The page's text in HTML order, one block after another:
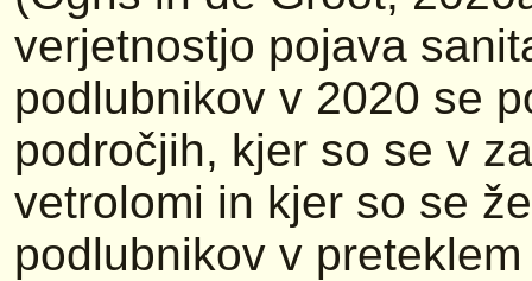
verjetnostjo pojava
podlubnikov v 2020 se
področjih, kjer so se v
vetrolomi in kjer so se
podlubnikov v